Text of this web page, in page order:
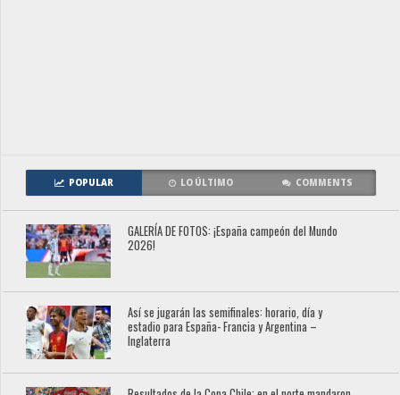
POPULAR LO ÚLTIMO COMMENTS
GALERÍA DE FOTOS: ¡España campeón del Mundo
2026!
Así se jugarán las semifinales: horario, día y
estadio para España- Francia y Argentina –
Inglaterra